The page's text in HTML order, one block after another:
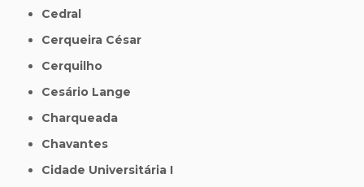
Cedral
Cerqueira César
Cerquilho
Cesário Lange
Charqueada
Chavantes
Cidade Universitária I